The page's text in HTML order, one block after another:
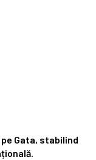
Gata, stabilind